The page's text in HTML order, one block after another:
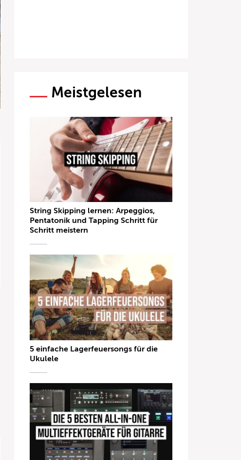
Meistgelesen
String Skipping lernen: Arpeggios,
Pentatonik und Tapping Schritt für
Schritt meistern
5 einfache Lagerfeuersongs für die
Ukulele